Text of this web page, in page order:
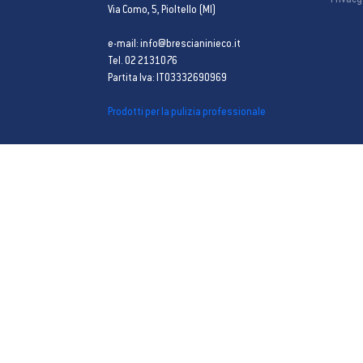
Via Como, 5, Pioltello (MI)
e-mail: info@brescianinieco.it
Tel. 02 2131076
Partita Iva: IT03332690969
Prodotti per la pulizia professionale